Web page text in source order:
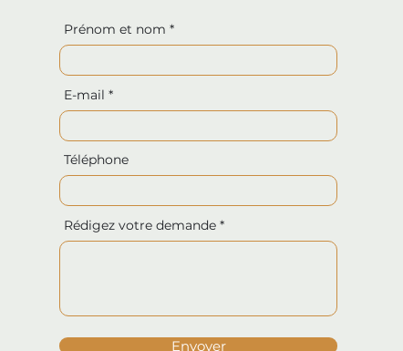
Prénom et nom
E-mail
Téléphone
Rédigez votre demande
Envoyer